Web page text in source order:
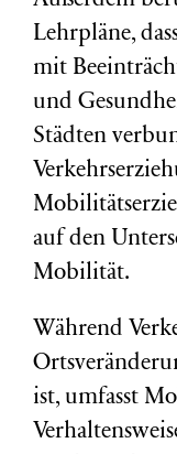
Lehrpläne,
mit
und
Städten
auf den
Mobilität.
Während
ist, umfasst